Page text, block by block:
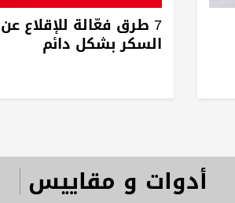
7 طرق فعّالة للإقلاع
السكر بشكل دائم
أدوات و مقاييس